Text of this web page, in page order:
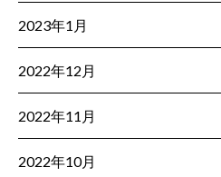
2023年1月
2022年12月
2022年11月
2022年10月